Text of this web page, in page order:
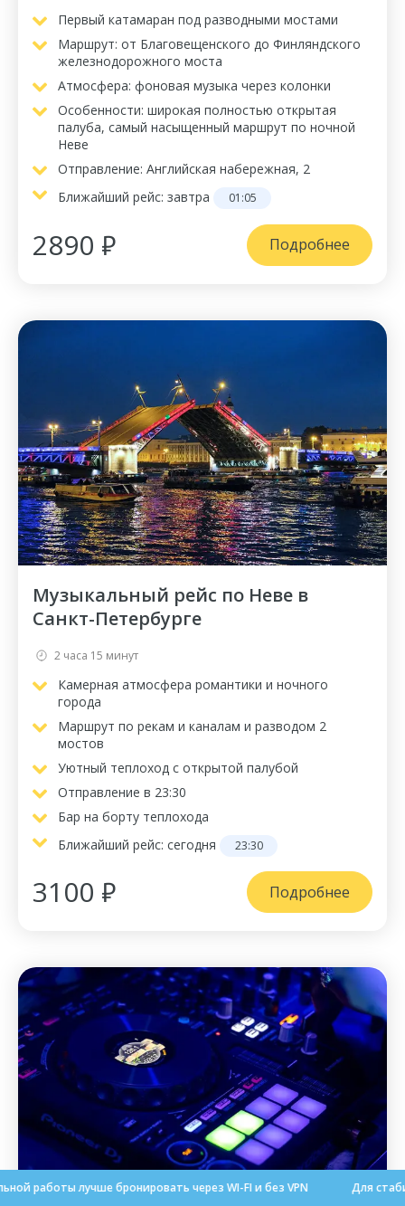
Первый катамаран под разводными мостами
Маршрут: от Благовещенского до Финляндского
железнодорожного моста
Атмосфера: фоновая музыка через колонки
Особенности: широкая полностью открытая
палуба, самый насыщенный маршрут по ночной
Неве
Отправление: Английская набережная, 2
Ближайший рейс: завтра 01:05
2890 ₽ Подробнее
Музыкальный рейс по Неве в
Санкт-Петербурге
2 часа 15 минут
Камерная атмосфера романтики и ночного
города
Маршрут по рекам и каналам и разводом 2
мостов
Уютный теплоход с открытой палубой
Отправление в 23:30
Бар на борту теплохода
Ближайший рейс: сегодня 23:30
3100 ₽ Подробнее